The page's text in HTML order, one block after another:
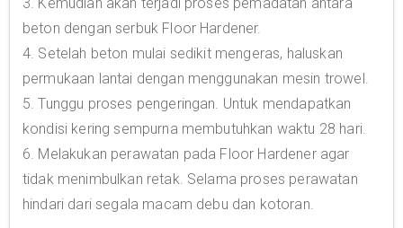
3. Kemudian akan terjadi proses pemadatan antara
beton dengan serbuk Floor Hardener.
4. Setelah beton mulai sedikit mengeras, haluskan
permukaan lantai dengan menggunakan mesin trowel.
5. Tunggu proses pengeringan. Untuk mendapatkan
kondisi kering sempurna membutuhkan waktu 28 hari.
6. Melakukan perawatan pada Floor Hardener agar
tidak menimbulkan retak. Selama proses perawatan
hindari dari segala macam debu dan kotoran.